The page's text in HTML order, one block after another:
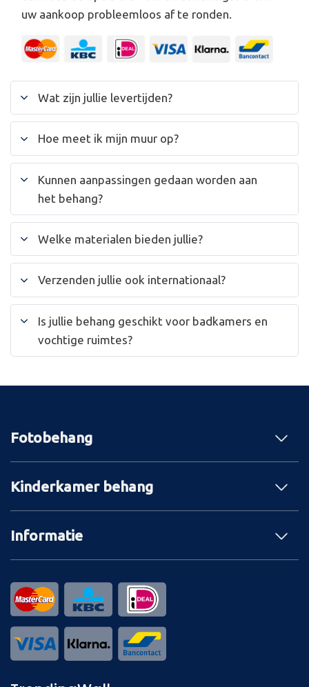
uw aankoop probleemloos af te ronden.
Wat zijn jullie levertijden?
Hoe meet ik mijn muur op?
Kunnen aanpassingen gedaan worden aan
het behang?
Welke materialen bieden jullie?
Verzenden jullie ook internationaal?
Is jullie behang geschikt voor badkamers en
vochtige ruimtes?
Fotobehang
Kinderkamer behang
Informatie